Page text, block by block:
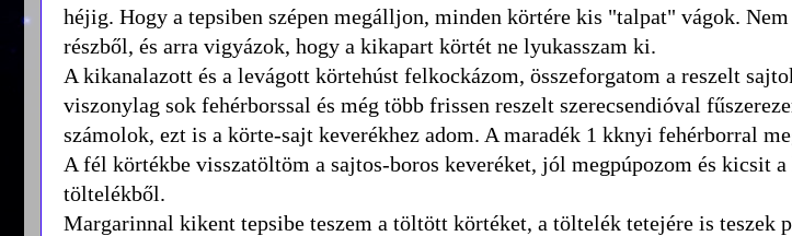
héjig. Hogy a tepsiben szépen megálljon, minden körtére kis "talpat" vágok.
részből, és arra vigyázok, hogy a kikapart körtét ne lyukasszam ki.
A kikanalazott és a levágott körtehúst felkockázom, összeforgatom a reszelt
viszonylag sok fehérborssal és még több frissen reszelt szerecsendióval
számolok, ezt is a körte-sajt keverékhez adom. A maradék 1 kknyi fehérborral
A fél körtékbe visszatöltöm a sajtos-boros keveréket, jól megpúpozom és kicsit
töltelékből.
Margarinnal kikent tepsibe teszem a töltött körtéket, a töltelék tetejére is teszek